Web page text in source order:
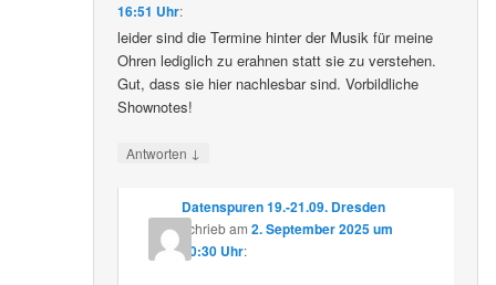
16:51 Uhr:
leider sind die Termine hinter der Musik für meine
Ohren lediglich zu erahnen statt sie zu verstehen.
Gut, dass sie hier nachlesbar sind. Vorbildliche
Shownotes!
Antworten ↓
Datenspuren 19.-21.09. Dresden
schriebam 2. September 2025 um
10:30 Uhr: